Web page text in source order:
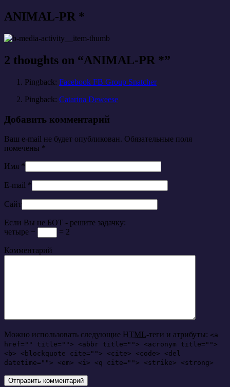
ANIMAL-PR *
2 thoughts on “ANIMAL-PR *”
Pingback: Facebook FB Group Snatcher
Pingback: Catarina Deweese
Добавить комментарий
Ваш e-mail не будет опубликован. Обязательные поля
помечены *
Имя *
E-mail *
Сайт
Если Вы не БОТ - решите задачку:
четыре −
= 2
Комментарий
Можно использовать следующие HTML-теги и атрибуты: <a
href="" title=""> <abbr title=""> <acronym title="">
<b> <blockquote cite=""> <cite> <code> <del
datetime=""> <em> <i> <q cite=""> <strike> <strong>